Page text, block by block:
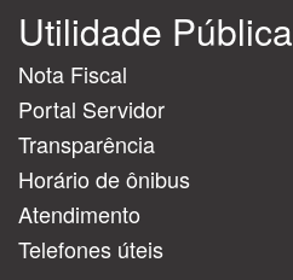
Utilidade Pública
Nota Fiscal
Portal Servidor
Transparência
Horário de ônibus
Atendimento
Telefones úteis